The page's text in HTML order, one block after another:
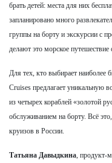
брать детей: места для них
запланировано много
группы на борту и экскурсии с
делают это морское
Для тех, кто выбирает наиболее
Cruises предлагает уникальную
из четырех кораблей «золотой
обслуживанием на борту. Всё
круизов в России.
Татьяна Давыдкина ,